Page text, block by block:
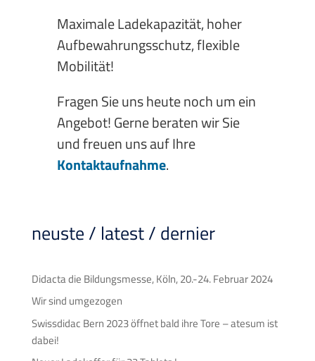
Maximale Ladekapazität, hoher
Aufbewahrungsschutz, flexible
Mobilität!
Fragen Sie uns heute noch um ein
Angebot! Gerne beraten wir Sie
und freuen uns auf Ihre
Kontaktaufnahme.
neuste / latest / dernier
Didacta die Bildungsmesse, Köln, 20.-24. Februar 2024
Wir sind umgezogen
Swissdidac Bern 2023 öffnet bald ihre Tore – atesum ist
dabei!